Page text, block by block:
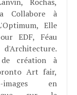
Collabore à
Elle
EDF, Féau
de création à
Art fair,
images en